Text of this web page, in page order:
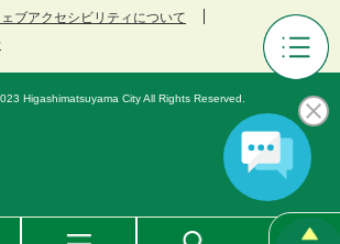
ひ
ま
つ
や
ま
公
ブアクセシビリティについて
Higashimatsuyama City All Rights Reserved.